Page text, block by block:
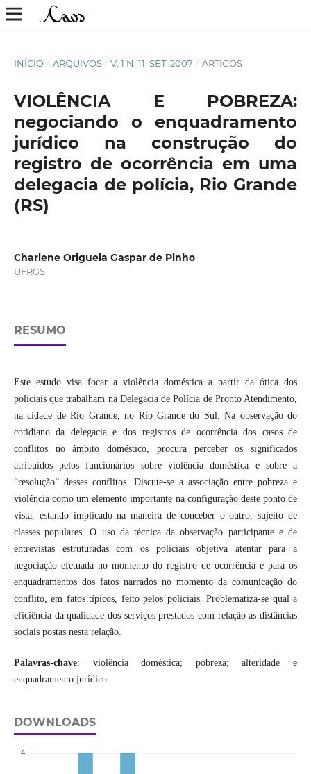
INÍCIO / ARQUIVOS / V. 1 N. 11: SET. 2007 / ARTIGOS
VIOLÊNCIA E POBREZA:
negociando o enquadramento
jurídico na construção do
registro de ocorrência em uma
delegacia de polícia, Rio Grande
(RS)
Charlene Origuela Gaspar de Pinho
UFRGS
RESUMO
Este estudo visa focar a violência doméstica a partir da ótica dos
policiais que trabalham na Delegacia de Polícia de Pronto Atendimento,
na cidade de Rio Grande, no Rio Grande do Sul. Na observação do
cotidiano da delegacia e dos registros de ocorrência dos casos de
conflitos no âmbito doméstico, procura perceber os significados
atribuídos pelos funcionários sobre violência doméstica e sobre a
“resolução” desses conflitos. Discute-se a associação entre pobreza e
violência como um elemento importante na configuração deste ponto de
vista, estando implicado na maneira de conceber o outro, sujeito de
classes populares. O uso da técnica da observação participante e de
entrevistas estruturadas com os policiais objetiva atentar para a
negociação efetuada no momento do registro de ocorrência e para os
enquadramentos dos fatos narrados no momento da comunicação do
conflito, em fatos típicos, feito pelos policiais. Problematiza-se qual a
eficiência da qualidade dos serviços prestados com relação às distâncias
sociais postas nesta relação.
Palavras-chave: violência doméstica; pobreza; alteridade e
enquadramento jurídico.
DOWNLOADS